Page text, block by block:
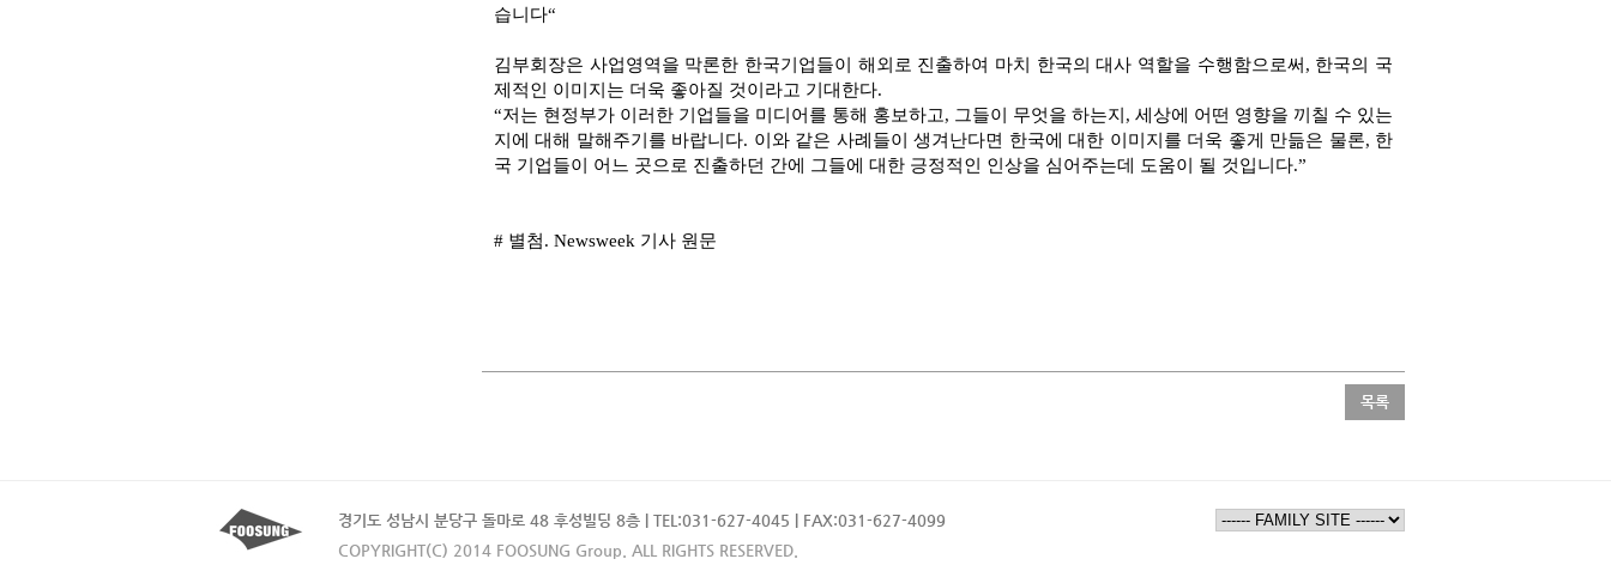
습니다“
김부회장은 사업영역을 막론한 한국기업들이 해외로 진출하여 마치 한국의 대사 역할을 수행함으로써, 한국의 국
제적인 이미지는 더욱 좋아질 것이라고 기대한다.
“저는 현정부가 이러한 기업들을 미디어를 통해 홍보하고, 그들이 무엇을 하는지, 세상에 어떤 영향을 끼칠 수 있는
지에 대해 말해주기를 바랍니다. 이와 같은 사례들이 생겨난다면 한국에 대한 이미지를 더욱 좋게 만듦은 물론, 한
국 기업들이 어느 곳으로 진출하던 간에 그들에 대한 긍정적인 인상을 심어주는데 도움이 될 것입니다.”
# 별첨. Newsweek 기사 원문
목록
경기도 성남시 분당구 돌마로 48 후성빌딩 8층 | TEL:031-627-4045 | FAX:031-627-4099
COPYRIGHT(C) 2014 FOOSUNG Group. ALL RIGHTS RESERVED.